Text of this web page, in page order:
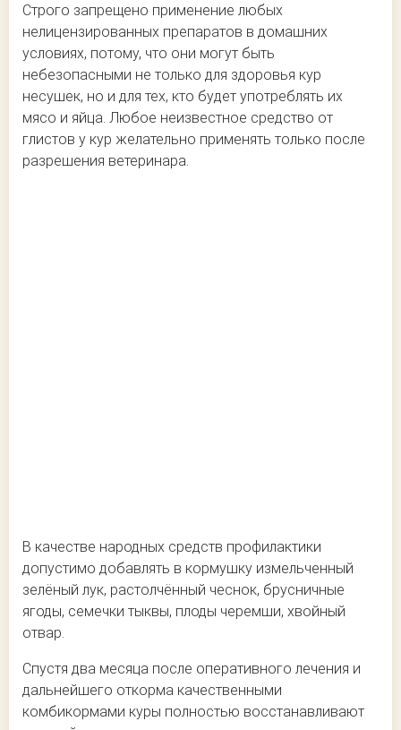
Строго запрещено применение любых
нелицензированных препаратов в домашних
условиях, потому, что они могут быть
небезопасными не только для здоровья кур
несушек, но и для тех, кто будет употреблять их
мясо и яйца. Любое неизвестное средство от
глистов у кур желательно применять только после
разрешения ветеринара.
В качестве народных средств профилактики
допустимо добавлять в кормушку измельченный
зелёный лук, растолчённый чеснок, брусничные
ягоды, семечки тыквы, плоды черемши, хвойный
отвар.
Спустя два месяца после оперативного лечения и
дальнейшего откорма качественными
комбикормами куры полностью восстанавливают